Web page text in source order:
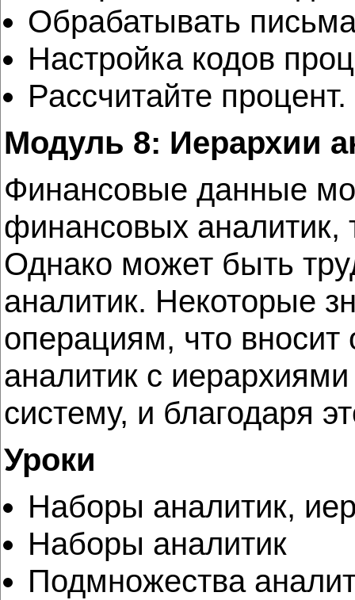
Обрабатывать
Настройка кодов
Рассчитайте процент.
Модуль 8: Иерархии
Финансовые данные
финансовых аналитик,
Однако может быть
аналитик. Некоторые
операциям, что вносит
аналитик с
систему, и благодаря
Уроки
Наборы аналитик,
Наборы аналитик
Подмножества